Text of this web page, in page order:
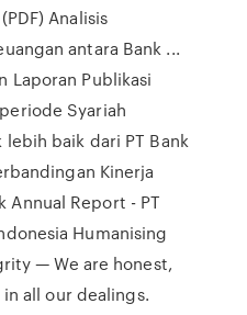
Analisis
antara Bank ...
Laporan Publikasi
Syariah
baik dari PT Bank
Kinerja
Annual Report - PT
Humanising
— We are honest,
all our dealings.